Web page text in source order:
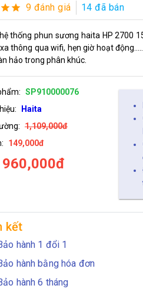
9 đánh giá 14 đã bán
thống phun sương haita HP 2700
thông qua wifi, hẹn giờ hoạt
hảo trong phân khúc.
SP910000076
Haita
1,109,000đ
149,000đ
960,000đ
kết
hành 1 đổi 1
hành bằng hóa đơn
hành 6 tháng